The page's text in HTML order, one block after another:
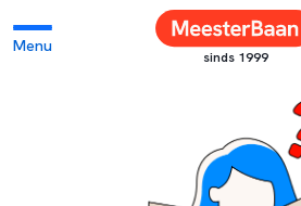
Menu
sinds 1999